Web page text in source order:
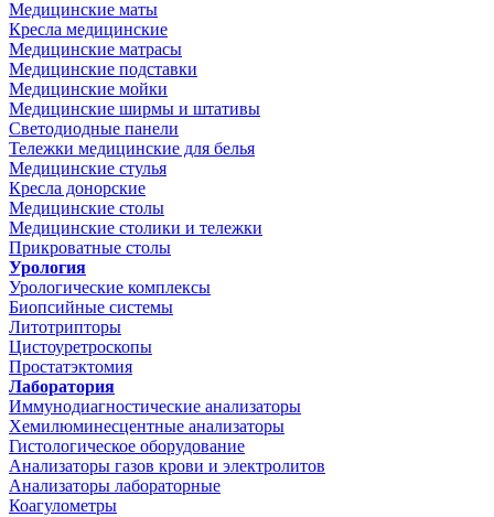
Медицинские маты
Кресла медицинские
Медицинские матрасы
Медицинские подставки
Медицинские мойки
Медицинские ширмы и штативы
Светодиодные панели
Тележки медицинские для белья
Медицинские стулья
Кресла донорские
Медицинские столы
Медицинские столики и тележки
Прикроватные столы
Урология
Урологические комплексы
Биопсийные системы
Литотрипторы
Цистоуретроскопы
Простатэктомия
Лаборатория
Иммунодиагностические анализаторы
Хемилюминесцентные анализаторы
Гистологическое оборудование
Анализаторы газов крови и электролитов
Анализаторы лабораторные
Коагулометры